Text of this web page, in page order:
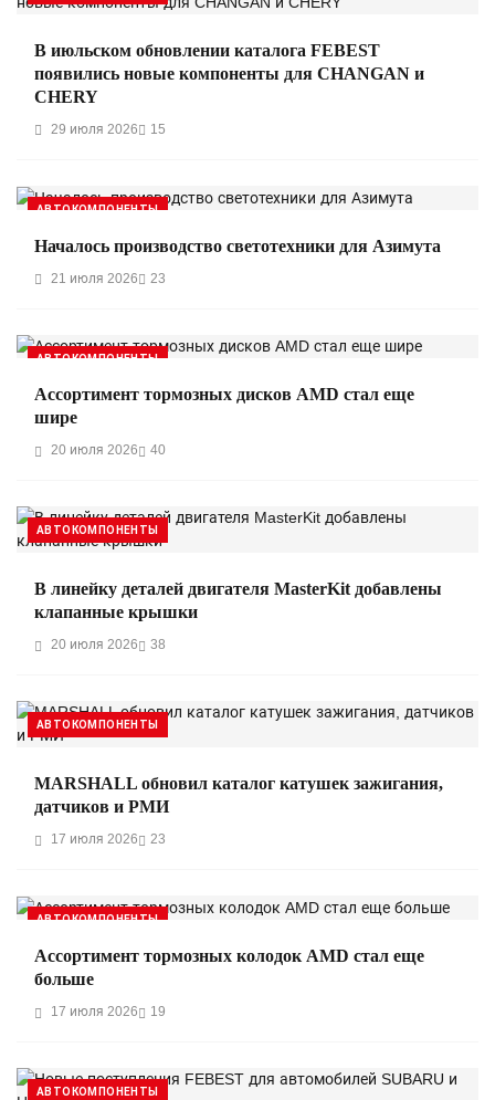
В июльском обновлении каталога FEBEST
появились новые компоненты для CHANGAN и
CHERY
29 июля 2026 15
АВТОКОМПОНЕНТЫ
Началось производство светотехники для Азимута
21 июля 2026 23
АВТОКОМПОНЕНТЫ
Ассортимент тормозных дисков AMD стал еще
шире
20 июля 2026 40
АВТОКОМПОНЕНТЫ
В линейку деталей двигателя MasterKit добавлены
клапанные крышки
20 июля 2026 38
АВТОКОМПОНЕНТЫ
MARSHALL обновил каталог катушек зажигания,
датчиков и РМИ
17 июля 2026 23
АВТОКОМПОНЕНТЫ
Ассортимент тормозных колодок AMD стал еще
больше
17 июля 2026 19
АВТОКОМПОНЕНТЫ